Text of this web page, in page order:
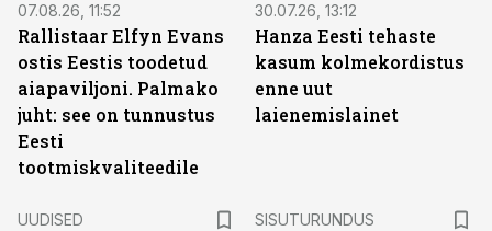
07.08.26, 11:52
Rallistaar Elfyn Evans
ostis Eestis toodetud
aiapaviljoni. Palmako
juht: see on tunnustus
Eesti
tootmiskvaliteedile
30.07.26, 13:12
Hanza Eesti tehaste
kasum kolmekordistus
enne uut
laienemislainet
UUDISED SISUTURUNDUS